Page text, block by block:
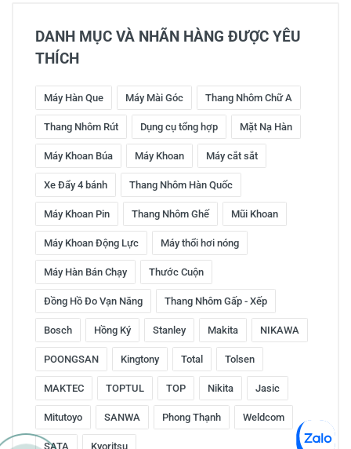
DANH MỤC VÀ NHÃN HÀNG ĐƯỢC YÊU
THÍCH
Máy Hàn Que Máy Mài Góc Thang Nhôm Chữ A
Thang Nhôm Rút Dụng cụ tổng hợp Mặt Nạ Hàn
Máy Khoan Búa Máy Khoan Máy cắt sắt
Xe Đẩy 4 bánh Thang Nhôm Hàn Quốc
Máy Khoan Pin Thang Nhôm Ghế Mũi Khoan
Máy Khoan Động Lực Máy thổi hơi nóng
Máy Hàn Bán Chạy Thước Cuộn
Đồng Hồ Đo Vạn Năng Thang Nhôm Gấp - Xếp
Bosch Hồng Ký Stanley Makita NIKAWA
POONGSAN Kingtony Total Tolsen
MAKTEC TOPTUL TOP Nikita Jasic
Mitutoyo SANWA Phong Thạnh Weldcom
SATA Kyoritsu